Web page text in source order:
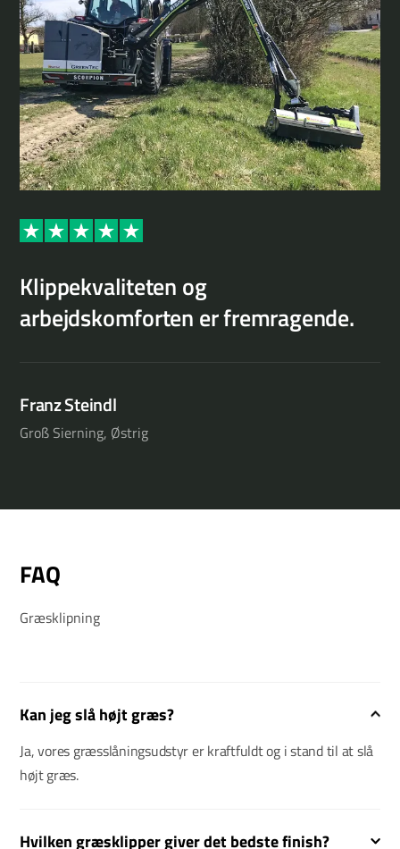
Klippekvaliteten og
arbejdskomforten er fremragende.
Franz Steindl
Groß Sierning, Østrig
FAQ
Græsklipning
Kan jeg slå højt græs?
Ja, vores græsslåningsudstyr er kraftfuldt og i stand til at slå
højt græs.
Hvilken græsklipper giver det bedste finish?